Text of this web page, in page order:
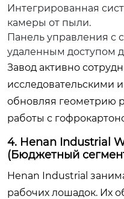
Интегрированная
камеры от пыли.
Панель управления с
удаленным доступом
Завод активно
исследовательскими
обновляя геометрию
работы с
4. Henan Industrial
(Бюджетный
Henan Industrial
рабочих лошадок. Их